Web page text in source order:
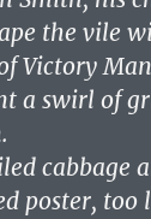
the vile
Victory
a swirl of
cabbage
poster,